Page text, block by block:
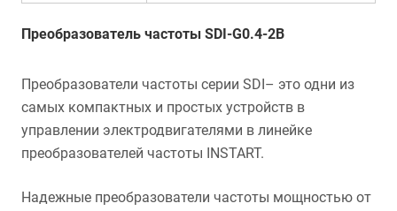
Преобразователь частоты SDI-G0.4-2B
Преобразователи частоты серии SDI– это одни из
самых компактных и простых устройств в
управлении электродвигателями в линейке
преобразователей частоты INSTART.
Надежные преобразователи частоты мощностью от